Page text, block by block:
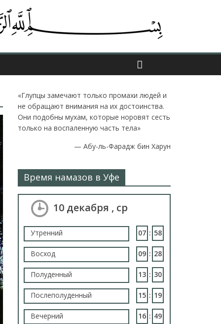
«Глупцы замечают только промахи людей и
не обращают внимания на их достоинства.
Они подобны мухам, которые норовят сесть
только на воспаленную часть тела»
— Абу-ль-Фарадж бин Харун
Время намазов в Уфе
10 декабря , ср
Утренний 07 : 58
Восход 09 : 28
Полуденный 13 : 30
Послеполуденный 15 : 19
Вечерний 16 : 49